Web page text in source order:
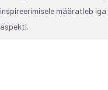
inspireerimisele määratleb
aspekti.